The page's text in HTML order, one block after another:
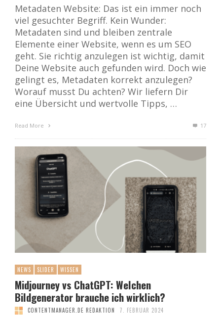
Metadaten Website: Das ist ein immer noch
viel gesuchter Begriff. Kein Wunder:
Metadaten sind und bleiben zentrale
Elemente einer Website, wenn es um SEO
geht. Sie richtig anzulegen ist wichtig, damit
Deine Website auch gefunden wird. Doch wie
gelingt es, Metadaten korrekt anzulegen?
Worauf musst Du achten? Wir liefern Dir
eine Übersicht und wertvolle Tipps, …
Read More 17
NEWS SLIDER WISSEN
Midjourney vs ChatGPT: Welchen
Bildgenerator brauche ich wirklich?
CONTENTMANAGER.DE REDAKTION 7. FEBRUAR 2024